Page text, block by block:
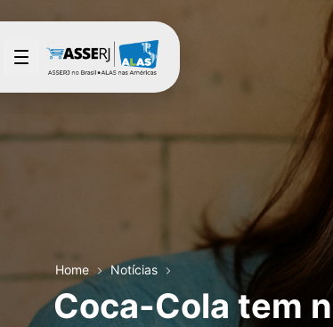
Pular para o Conteúdo principal
Home Notícias
Coca-Cola tem